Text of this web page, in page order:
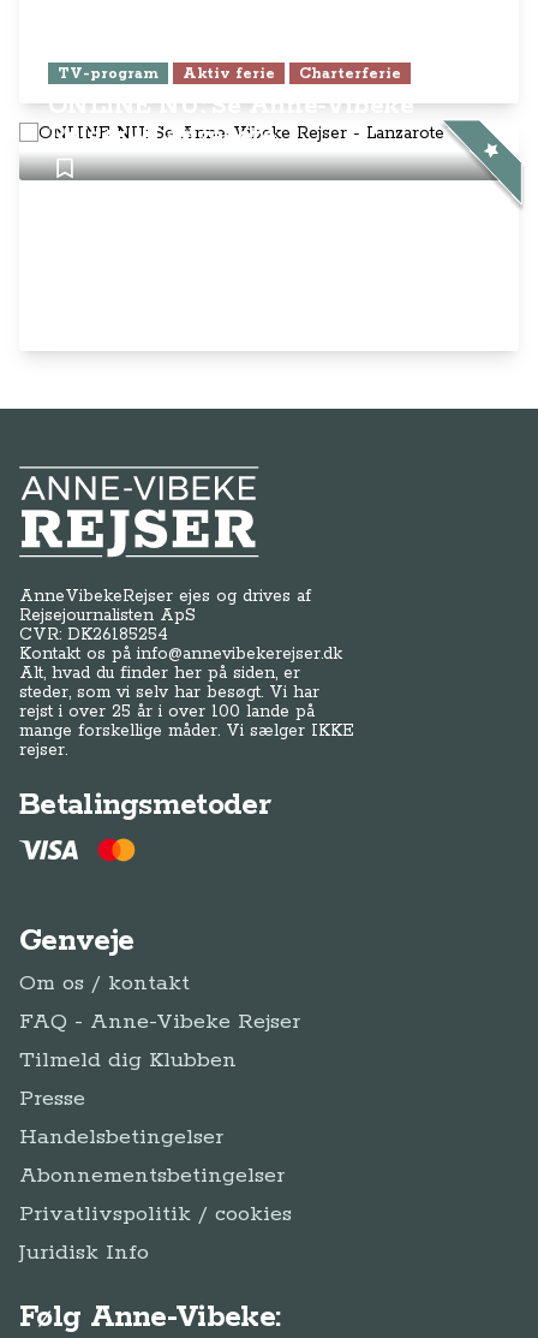
TV-program Aktiv ferie Charterferie
ONLINE NU: Se Anne-Vibeke
Rejser - Lanzarote
Anne-Vibeke Rejser
AnneVibekeRejser ejes og drives af
Rejsejournalisten ApS
CVR: DK26185254
Kontakt os påinfo@annevibekerejser.dk
Alt, hvad du finder her på siden, er
steder, som vi selv har besøgt. Vi har
rejst i over 25 år i over 100 lande på
mange forskellige måder. Vi sælger IKKE
rejser.
Betalingsmetoder
Genveje
Om os / kontakt
FAQ - Anne-Vibeke Rejser
Tilmeld dig Klubben
Presse
Handelsbetingelser
Abonnementsbetingelser
Privatlivspolitik / cookies
Juridisk Info
Følg Anne-Vibeke: